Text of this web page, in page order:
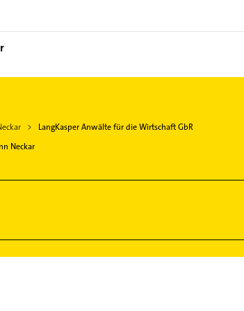
LangKasper Anwälte für die Wirtschaft GbR
Neckar